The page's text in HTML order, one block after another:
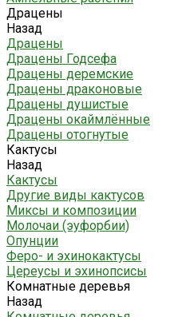
Драцены
Назад
Драцены
Драцены Годсефа
Драцены деремские
Драцены драконовые
Драцены душистые
Драцены окаймлённые
Драцены отогнутые
Кактусы
Назад
Кактусы
Другие виды кактусов
Миксы и композиции
Молочаи (эуфорбии)
Опунции
Феро- и эхинокактусы
Цереусы и эхинопсисы
Комнатные деревья
Назад